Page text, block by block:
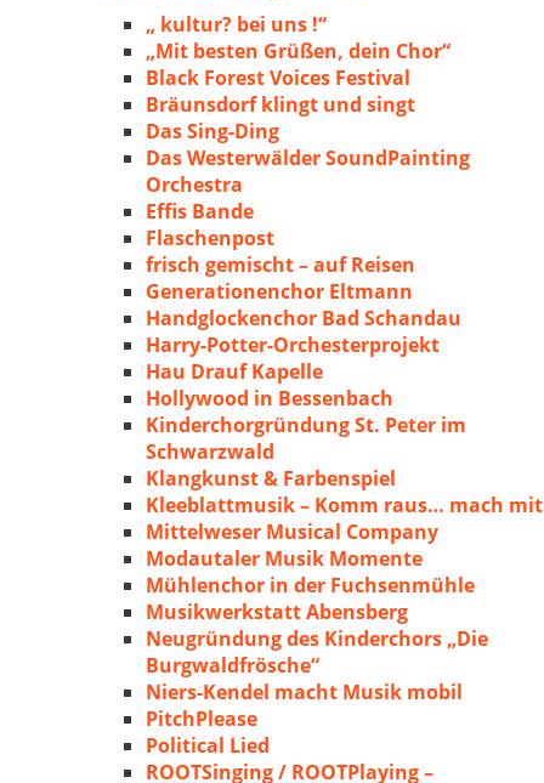
„ kultur? bei uns !“
„Mit besten Grüßen, dein Chor“
Black Forest Voices Festival
Bräunsdorf klingt und singt
Das Sing-Ding
Das Westerwälder SoundPainting
Orchestra
Effis Bande
Flaschenpost
frisch gemischt – auf Reisen
Generationenchor Eltmann
Handglockenchor Bad Schandau
Harry-Potter-Orchesterprojekt
Hau Drauf Kapelle
Hollywood in Bessenbach
Kinderchorgründung St. Peter im
Schwarzwald
Klangkunst & Farbenspiel
Kleeblattmusik – Komm raus… mach mit
Mittelweser Musical Company
Modautaler Musik Momente
Mühlenchor in der Fuchsenmühle
Musikwerkstatt Abensberg
Neugründung des Kinderchors „Die
Burgwaldfrösche“
Niers-Kendel macht Musik mobil
PitchPlease
Political Lied
ROOTSinging / ROOTPlaying –